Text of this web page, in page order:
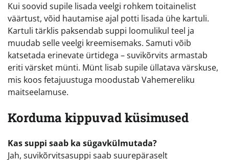
Kui soovid supile lisada veelgi rohkem toitainelist
väärtust, võid hautamise ajal potti lisada ühe kartuli.
Kartuli tärklis paksendab suppi loomulikul teel ja
muudab selle veelgi kreemisemaks. Samuti võib
katsetada erinevate ürtidega – suvikõrvits armastab
eriti värsket münti. Münt lisab supile üllatava värskuse,
mis koos fetajuustuga moodustab Vahemereliku
maitseelamuse.
Korduma kippuvad küsimused
Kas suppi saab ka sügavkülmutada?
Jah, suvikõrvitsasuppi saab suurepäraselt